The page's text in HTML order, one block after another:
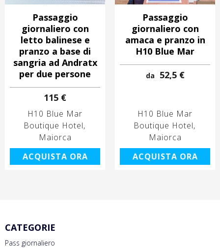
Passaggio
giornaliero con
letto balinese e
pranzo a base di
sangria ad Andratx
per due persone
115 €
H10 Blue Mar
Boutique Hotel
Maiorca
ACQUISTA ORA
Passaggio
giornaliero con
amaca e pranzo in
H10 Blue Mar
da 52,5 €
H10 Blue Mar
Boutique Hotel
Maiorca
ACQUISTA ORA
CATEGORIE
Pass giornaliero